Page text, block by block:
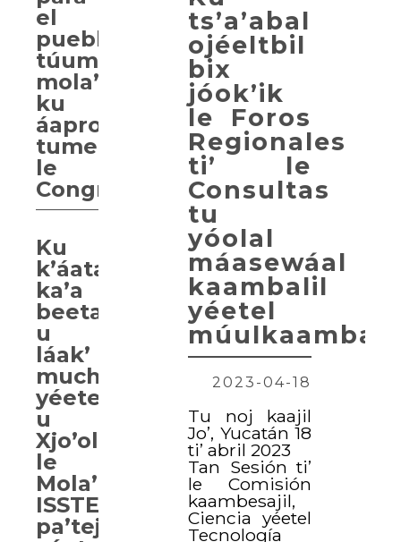
ts’a’abal
ojéeltbil
bix
jóok’ik
le Foros
Regionales
ti’ le
Consultas
tu
yóolal
máasewáal
kaambalil
yéetel
2023-04-18
Tu noj kaajil
Jo’, Yucatán 18
ti’ abril 2023
Tan Sesión ti’
le Comisión
kaambesajil,
Ciencia yéetel
Tecnología
el
pueblo:
túumben
mola’ay
ku
áaprobaarta’ab
tumeen
le
Congreso
Ku
k’áata’al
ka’a
beeta’al
u
láak’
muchtáambay
yéetel
u
Xjo’olpo’opil
le
Mola’ay
ISSTEY
pa’tej